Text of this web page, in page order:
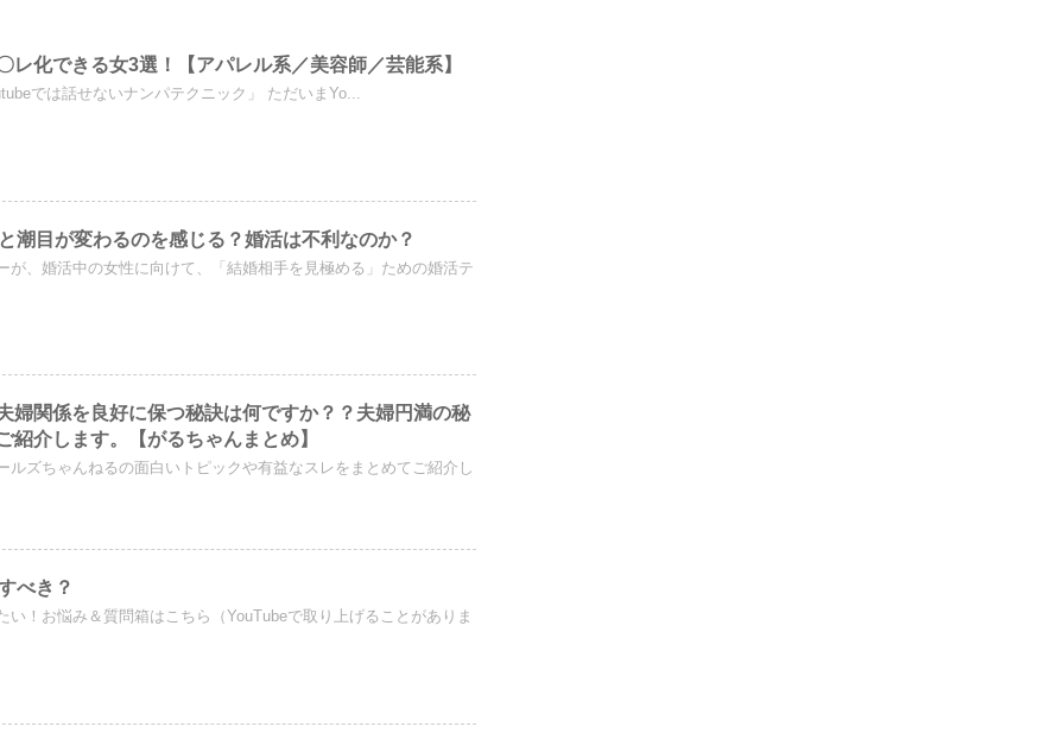
レ化できる女3選！【アパレル系／美容師／芸能系】
では話せないナンパテクニック」 ただいまYo...
潮目が変わるのを感じる？婚活は不利なのか？
が、婚活中の女性に向けて、「結婚相手を見極める」ための婚活テ
婦関係を良好に保つ秘訣は何ですか？？夫婦円満の秘
紹介します。【がるちゃんまとめ】
ルズちゃんねるの面白いトピックや有益なスレをまとめてご紹介し
べき？
い！お悩み＆質問箱はこちら（YouTubeで取り上げることがありま